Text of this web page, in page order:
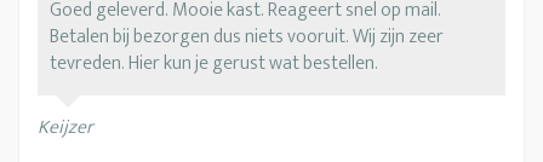
Goed geleverd. Mooie kast. Reageert snel op mail.
Betalen bij bezorgen dus niets vooruit. Wij zijn zeer
tevreden. Hier kun je gerust wat bestellen.
Keijzer